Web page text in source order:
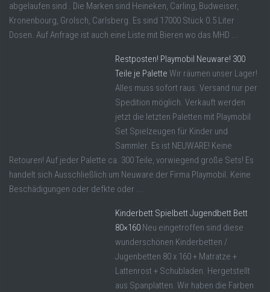
abgelaufen sind . Die Marken sind Heineken, Carling, Budweiser,
Kronenbourg, Grolsch, Carlsberg. Es sind 17000 Stück 0.5 Liter
Dosen. Auf Anfrage ist auch eine Liste mit Bieren wo das MHD ...
Restposten! Playmobil Neuware! 300
Teile je Palette Wir räumen unser Lager!
Alles muss sofort raus. Versand nur per
Spedition möglich. Verkauft werden
jetzt die letzten Paletten mit Playmobil
Set Spielzeugen für Kinder und
Sammler. Es ist NEUWARE! Keine
Retouren! Auf jeder Palette ca. 300 Teile, vorwiegend große Sets! Es
handelt sich Ausschließlich um Neuware der Firma Playmobil. Keine
Beschädigungen oder defkte oder ...
Kinderbett Spielbett Jugendbett Bett
80×160 Neu eingetroffen sind diese
wunderschönen Kinderbetten /
Jugenbetten 80 x 160 + Matratze +
Lattenrost + Schubladen. Hergetstellt
aus Spanplatten. Wir haben die Farben